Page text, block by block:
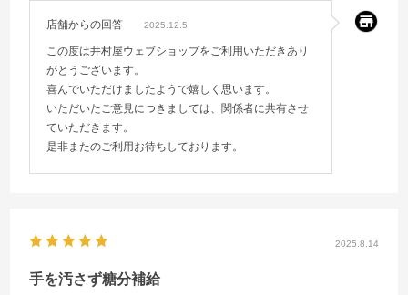
店舗からの回答 2025.12.5
この度は井村屋ウェブショップをご利用いただきあり
がとうございます。
喜んでいただけましたようで嬉しく思います。
いただいたご意見につきましては、関係者に共有させ
ていただきます。
是非またのご利用お待ちしております。
2025.8.14
手を汚さず糖分補給